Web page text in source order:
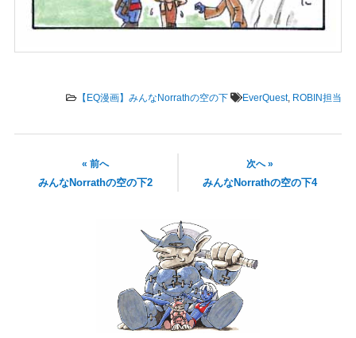
【EQ漫画】みんなNorrathの空の下 EverQuest, ROBIN担当
« 前へ
みんなNorrathの空の下2
次へ »
みんなNorrathの空の下4